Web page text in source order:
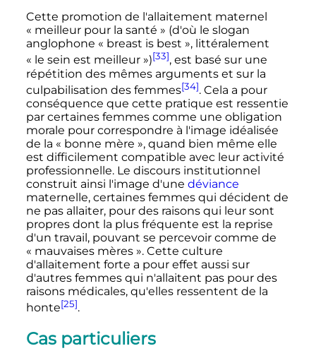
Cette promotion de l'allaitement maternel
« meilleur pour la santé » (d'où le slogan
anglophone « breast is best », littéralement
« le sein est meilleur »)[33], est basé sur une
répétition des mêmes arguments et sur la
culpabilisation des femmes[34]. Cela a pour
conséquence que cette pratique est ressentie
par certaines femmes comme une obligation
morale pour correspondre à l'image idéalisée
de la « bonne mère », quand bien même elle
est difficilement compatible avec leur activité
professionnelle. Le discours institutionnel
construit ainsi l'image d'une déviance
maternelle, certaines femmes qui décident de
ne pas allaiter, pour des raisons qui leur sont
propres dont la plus fréquente est la reprise
d'un travail, pouvant se percevoir comme de
« mauvaises mères ». Cette culture
d'allaitement forte a pour effet aussi sur
d'autres femmes qui n'allaitent pas pour des
raisons médicales, qu'elles ressentent de la
honte[25].
Cas particuliers